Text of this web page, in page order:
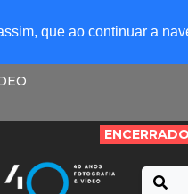
que ao continuar a